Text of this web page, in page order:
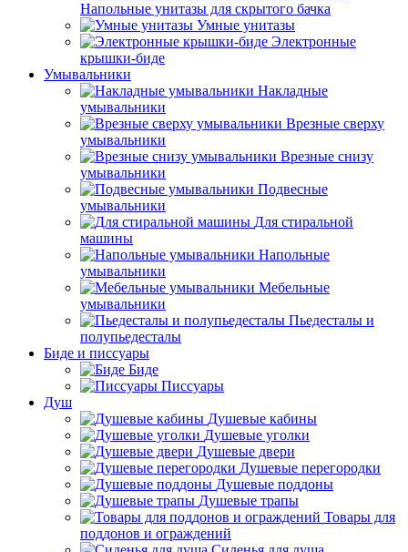
Напольные унитазы для скрытого бачка
Умные унитазы
Электронные
крышки-биде
Умывальники
Накладные
умывальники
Врезные сверху
умывальники
Врезные снизу
умывальники
Подвесные
умывальники
Для стиральной
машины
Напольные
умывальники
Мебельные
умывальники
Пьедесталы и
полупьедесталы
Биде и писсуары
Биде
Писсуары
Душ
Душевые кабины
Душевые уголки
Душевые двери
Душевые перегородки
Душевые поддоны
Душевые трапы
Товары для
поддонов и ограждений